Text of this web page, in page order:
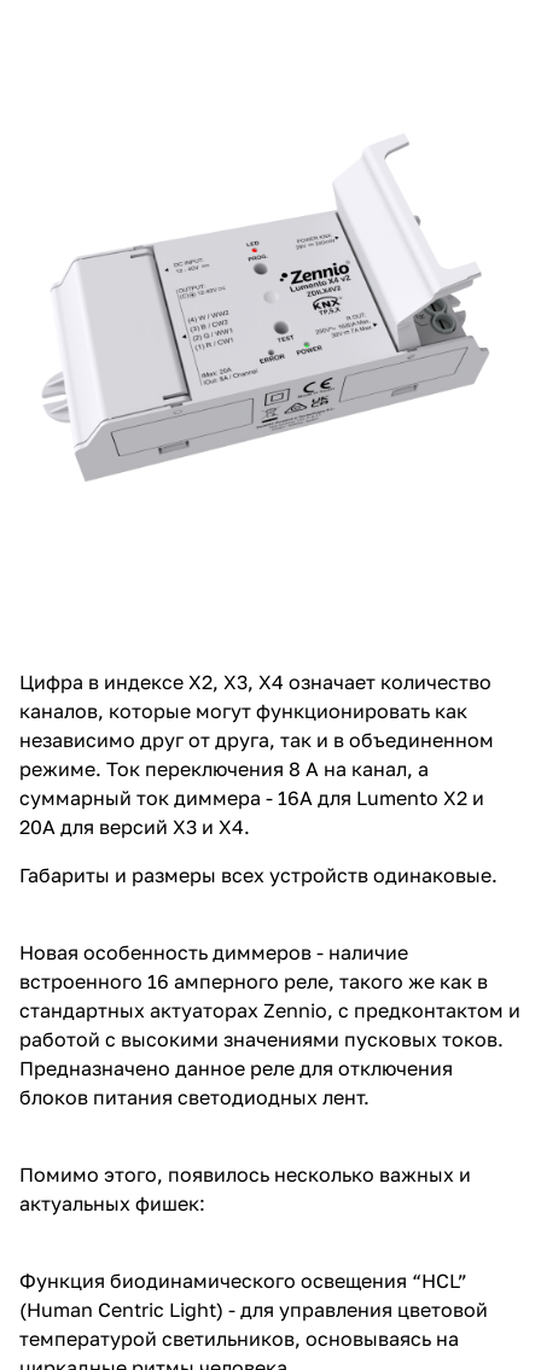
Цифра в индексе X2, X3, X4 означает количество
каналов, которые могут функционировать как
независимо друг от друга, так и в объединенном
режиме. Ток переключения 8 А на канал, а
суммарный ток диммера - 16А для Lumento X2 и
20А для версий X3 и X4.
Габариты и размеры всех устройств одинаковые.
Новая особенность диммеров - наличие
встроенного 16 амперного реле, такого же как в
стандартных актуаторах Zennio, с предконтактом и
работой с высокими значениями пусковых токов.
Предназначено данное реле для отключения
блоков питания светодиодных лент.
Помимо этого, появилось несколько важных и
актуальных фишек:
Функция биодинамического освещения “HCL”
(Human Centric Light) - для управления цветовой
температурой светильников, основываясь на